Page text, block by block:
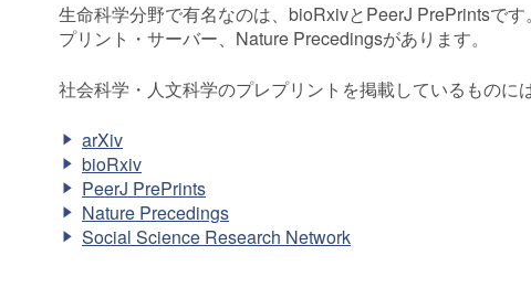
生命科学分野で有名なのは、bioRxivとPeerJ PrePrintsで
プリント・サーバー、Nature Precedingsがあります。
社会科学・人文科学のプレプリントを掲載しているものに
arXiv
bioRxiv
PeerJ PrePrints
Nature Precedings
Social Science Research Network